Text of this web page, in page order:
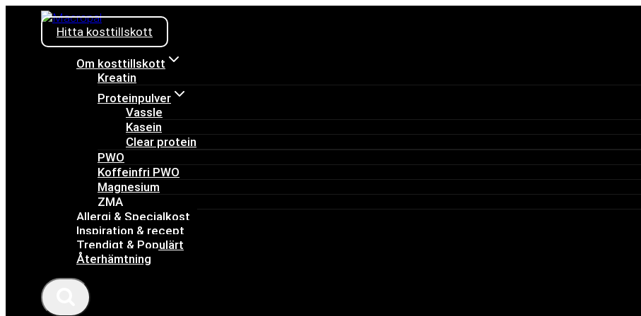
content
Hitta kosttillskott
Om kosttillskott
Kreatin
Proteinpulver
Vassle
Kasein
Clear protein
PWO
Koffeinfri PWO
Magnesium
ZMA
Allergi & Specialkost
Inspiration & recept
Trendigt & Populärt
Återhämtning